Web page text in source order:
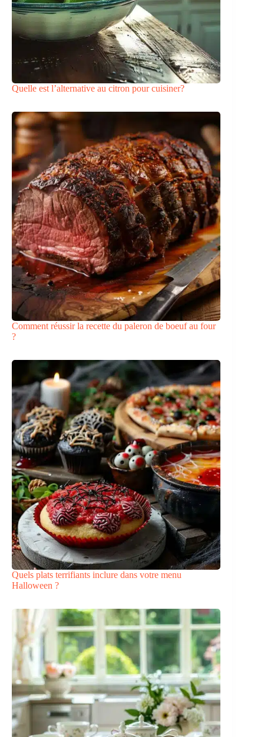
Quelle est l’alternative au citron pour cuisiner?
Comment réussir la recette du paleron de boeuf au four
?
Quels plats terrifiants inclure dans votre menu
Halloween ?